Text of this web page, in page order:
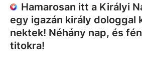
Hamarosan itt a Királyi
egy igazán király dologgal
nektek! Néhány nap, és
titokra!